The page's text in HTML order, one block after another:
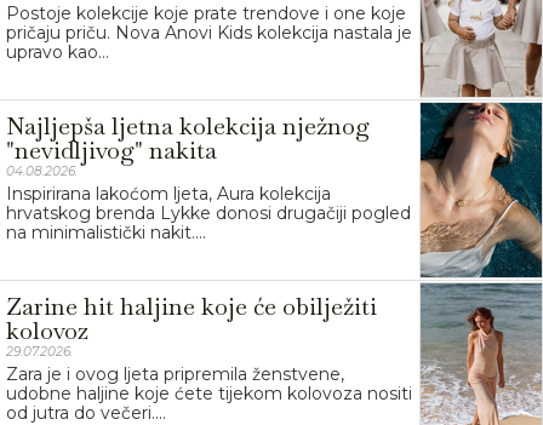
Postoje kolekcije koje prate trendove i one koje
pričaju priču. Nova Anovi Kids kolekcija nastala je
upravo kao...
Najljepša ljetna kolekcija nježnog
"nevidljivog" nakita
04.08.2026.
Inspirirana lakoćom ljeta, Aura kolekcija
hrvatskog brenda Lykke donosi drugačiji pogled
na minimalistički nakit....
Zarine hit haljine koje će obilježiti
kolovoz
29.07.2026.
Zara je i ovog ljeta pripremila ženstvene,
udobne haljine koje ćete tijekom kolovoza nositi
od jutra do večeri....